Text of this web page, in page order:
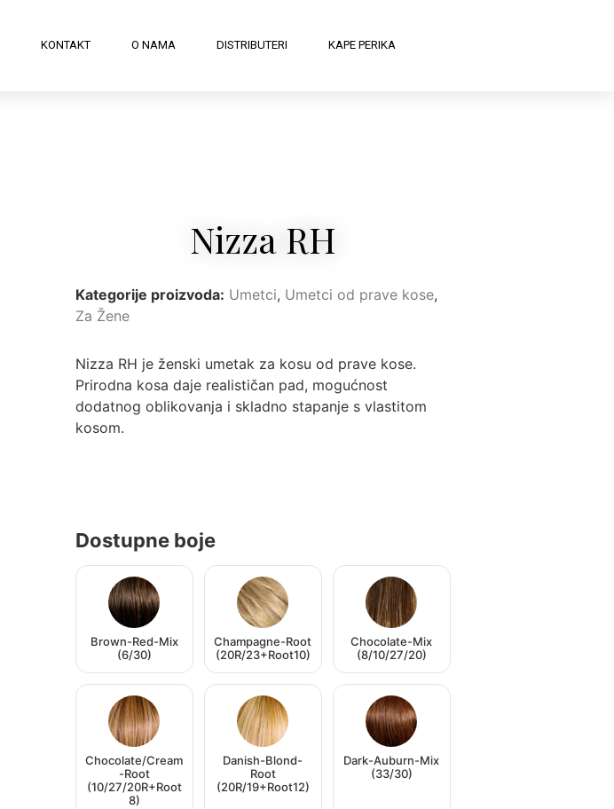
KONTAKT O NAMA DISTRIBUTERI KAPE PERIKA
Nizza RH
Kategorije proizvoda: Umetci, Umetci od prave kose,
Za Žene
Nizza RH je ženski umetak za kosu od prave kose.
Prirodna kosa daje realističan pad, mogućnost
dodatnog oblikovanja i skladno stapanje s vlastitom
kosom.
Dostupne boje
Brown-Red-Mix
(6/30)
Champagne-Root
(20R/23+Root10)
Chocolate-Mix
(8/10/27/20)
Chocolate/Cream
-Root
(10/27/20R+Root
8)
Danish-Blond-
Root
(20R/19+Root12)
Dark-Auburn-Mix
(33/30)